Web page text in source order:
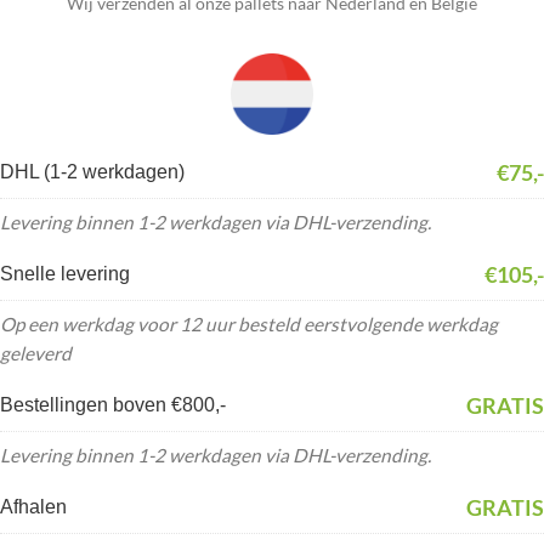
DHL (1-2 werkdagen) €75,-
Levering binnen 1-2 werkdagen via DHL-verzending.
Snelle levering €105,-
Op een werkdag voor 12 uur besteld eerstvolgende werkdag
geleverd
Bestellingen boven €800,- GRATIS
Levering binnen 1-2 werkdagen via DHL-verzending.
Afhalen GRATIS